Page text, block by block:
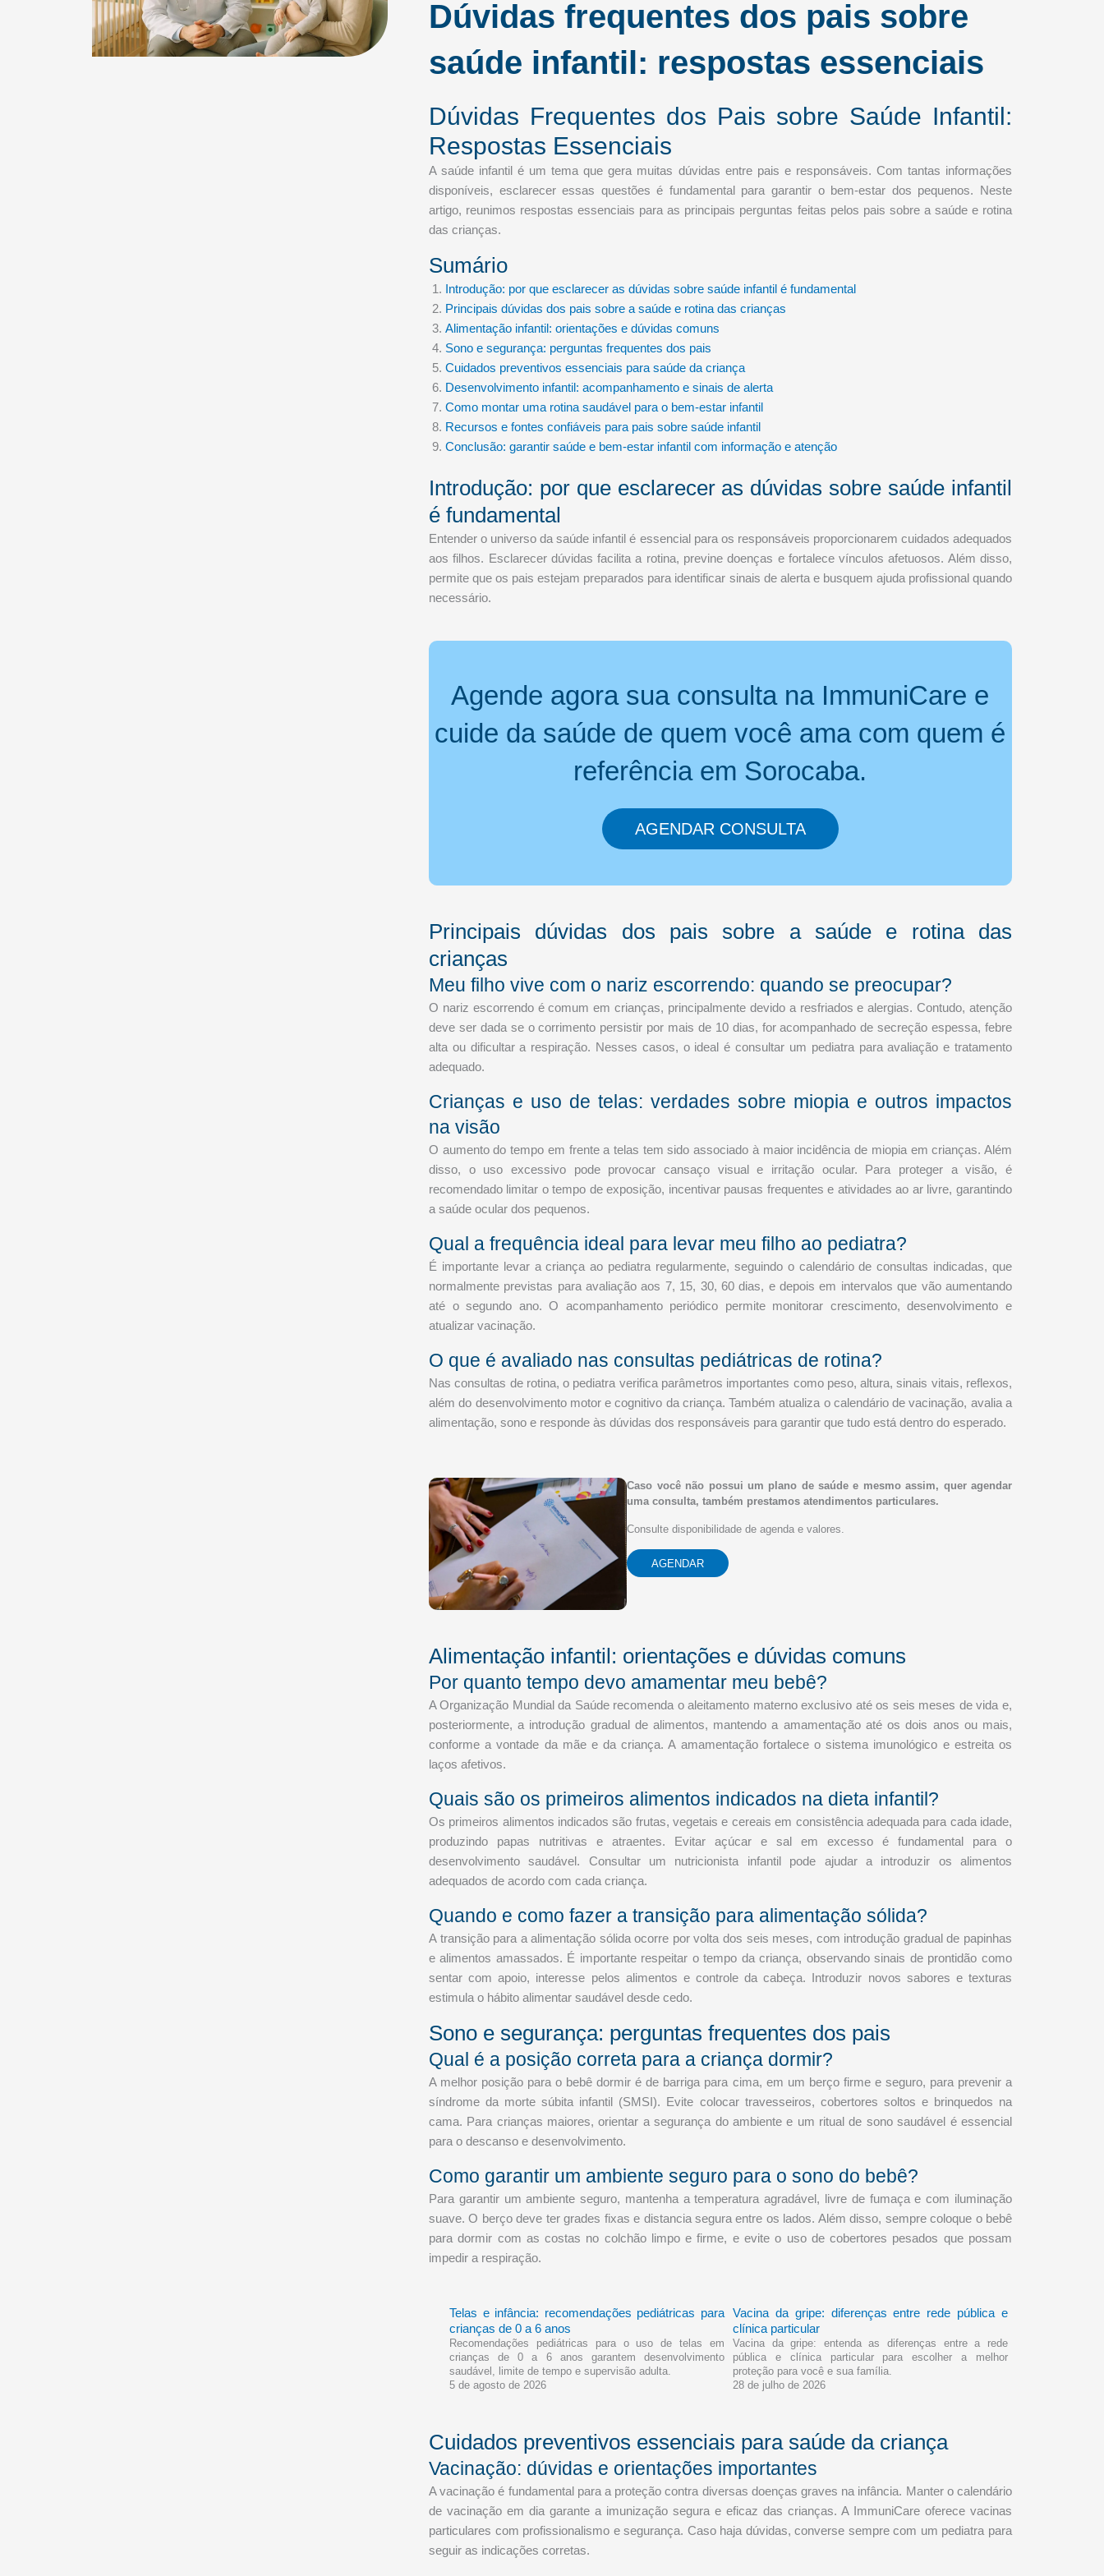
Dúvidas frequentes dos pais sobre
saúde infantil: respostas essenciais
Dúvidas Frequentes dos Pais sobre Saúde Infantil:
Respostas Essenciais
A saúde infantil é um tema que gera muitas dúvidas entre pais e responsáveis. Com tantas informações
disponíveis, esclarecer essas questões é fundamental para garantir o bem-estar dos pequenos. Neste
artigo, reunimos respostas essenciais para as principais perguntas feitas pelos pais sobre a saúde e rotina
das crianças.
Sumário
Introdução: por que esclarecer as dúvidas sobre saúde infantil é fundamental
Principais dúvidas dos pais sobre a saúde e rotina das crianças
Alimentação infantil: orientações e dúvidas comuns
Sono e segurança: perguntas frequentes dos pais
Cuidados preventivos essenciais para saúde da criança
Desenvolvimento infantil: acompanhamento e sinais de alerta
Como montar uma rotina saudável para o bem-estar infantil
Recursos e fontes confiáveis para pais sobre saúde infantil
Conclusão: garantir saúde e bem-estar infantil com informação e atenção
Introdução: por que esclarecer as dúvidas sobre saúde infantil
é fundamental
Entender o universo da saúde infantil é essencial para os responsáveis proporcionarem cuidados adequados
aos filhos. Esclarecer dúvidas facilita a rotina, previne doenças e fortalece vínculos afetuosos. Além disso,
permite que os pais estejam preparados para identificar sinais de alerta e busquem ajuda profissional quando
necessário.
Agende agora sua consulta na ImmuniCare e
cuide da saúde de quem você ama com quem é
referência em Sorocaba.
AGENDAR CONSULTA
Principais dúvidas dos pais sobre a saúde e rotina das
crianças
Meu filho vive com o nariz escorrendo: quando se preocupar?
O nariz escorrendo é comum em crianças, principalmente devido a resfriados e alergias. Contudo, atenção
deve ser dada se o corrimento persistir por mais de 10 dias, for acompanhado de secreção espessa, febre
alta ou dificultar a respiração. Nesses casos, o ideal é consultar um pediatra para avaliação e tratamento
adequado.
Crianças e uso de telas: verdades sobre miopia e outros impactos
na visão
O aumento do tempo em frente a telas tem sido associado à maior incidência de miopia em crianças. Além
disso, o uso excessivo pode provocar cansaço visual e irritação ocular. Para proteger a visão, é
recomendado limitar o tempo de exposição, incentivar pausas frequentes e atividades ao ar livre, garantindo
a saúde ocular dos pequenos.
Qual a frequência ideal para levar meu filho ao pediatra?
É importante levar a criança ao pediatra regularmente, seguindo o calendário de consultas indicadas, que
normalmente previstas para avaliação aos 7, 15, 30, 60 dias, e depois em intervalos que vão aumentando
até o segundo ano. O acompanhamento periódico permite monitorar crescimento, desenvolvimento e
atualizar vacinação.
O que é avaliado nas consultas pediátricas de rotina?
Nas consultas de rotina, o pediatra verifica parâmetros importantes como peso, altura, sinais vitais, reflexos,
além do desenvolvimento motor e cognitivo da criança. Também atualiza o calendário de vacinação, avalia a
alimentação, sono e responde às dúvidas dos responsáveis para garantir que tudo está dentro do esperado.
Caso você não possui um plano de saúde e mesmo assim, quer agendar
uma consulta, também prestamos atendimentos particulares.
Consulte disponibilidade de agenda e valores.
AGENDAR
Alimentação infantil: orientações e dúvidas comuns
Por quanto tempo devo amamentar meu bebê?
A Organização Mundial da Saúde recomenda o aleitamento materno exclusivo até os seis meses de vida e,
posteriormente, a introdução gradual de alimentos, mantendo a amamentação até os dois anos ou mais,
conforme a vontade da mãe e da criança. A amamentação fortalece o sistema imunológico e estreita os
laços afetivos.
Quais são os primeiros alimentos indicados na dieta infantil?
Os primeiros alimentos indicados são frutas, vegetais e cereais em consistência adequada para cada idade,
produzindo papas nutritivas e atraentes. Evitar açúcar e sal em excesso é fundamental para o
desenvolvimento saudável. Consultar um nutricionista infantil pode ajudar a introduzir os alimentos
adequados de acordo com cada criança.
Quando e como fazer a transição para alimentação sólida?
A transição para a alimentação sólida ocorre por volta dos seis meses, com introdução gradual de papinhas
e alimentos amassados. É importante respeitar o tempo da criança, observando sinais de prontidão como
sentar com apoio, interesse pelos alimentos e controle da cabeça. Introduzir novos sabores e texturas
estimula o hábito alimentar saudável desde cedo.
Sono e segurança: perguntas frequentes dos pais
Qual é a posição correta para a criança dormir?
A melhor posição para o bebê dormir é de barriga para cima, em um berço firme e seguro, para prevenir a
síndrome da morte súbita infantil (SMSI). Evite colocar travesseiros, cobertores soltos e brinquedos na
cama. Para crianças maiores, orientar a segurança do ambiente e um ritual de sono saudável é essencial
para o descanso e desenvolvimento.
Como garantir um ambiente seguro para o sono do bebê?
Para garantir um ambiente seguro, mantenha a temperatura agradável, livre de fumaça e com iluminação
suave. O berço deve ter grades fixas e distancia segura entre os lados. Além disso, sempre coloque o bebê
para dormir com as costas no colchão limpo e firme, e evite o uso de cobertores pesados que possam
impedir a respiração.
Telas e infância: recomendações pediátricas para
crianças de 0 a 6 anos
Recomendações pediátricas para o uso de telas em
crianças de 0 a 6 anos garantem desenvolvimento
saudável, limite de tempo e supervisão adulta.
5 de agosto de 2026
Vacina da gripe: diferenças entre rede pública e
clínica particular
Vacina da gripe: entenda as diferenças entre a rede
pública e clínica particular para escolher a melhor
proteção para você e sua família.
28 de julho de 2026
Cuidados preventivos essenciais para saúde da criança
Vacinação: dúvidas e orientações importantes
A vacinação é fundamental para a proteção contra diversas doenças graves na infância. Manter o calendário
de vacinação em dia garante a imunização segura e eficaz das crianças. A ImmuniCare oferece vacinas
particulares com profissionalismo e segurança. Caso haja dúvidas, converse sempre com um pediatra para
seguir as indicações corretas.